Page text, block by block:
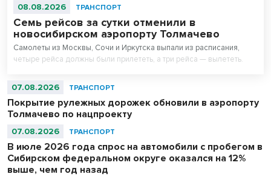
08.08.2026 ТРАНСПОРТ
Семь рейсов за сутки отменили в
новосибирском аэропорту Толмачево
Самолеты из Москвы, Сочи и Иркутска выпали из расписания,
четыре рейса должны были прилететь, а три рейса — вылететь.
07.08.2026 ТРАНСПОРТ
Покрытие рулежных дорожек обновили в аэропорту
Толмачево по нацпроекту
07.08.2026 ТРАНСПОРТ
В июле 2026 года спрос на автомобили с пробегом в
Сибирском федеральном округе оказался на 12%
выше, чем год назад